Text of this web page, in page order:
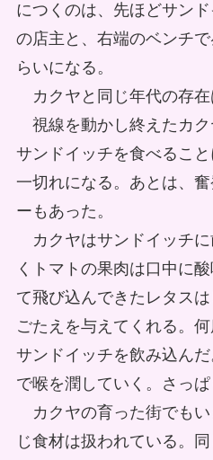
につくのは、先ほどサン
の店主と、右端のベンチ
らいになる。
カクヤと同じ年代の存在
視線を動かし終えたカ
サンドイッチを食べるこ
一切れになる。あとは、
ーもあった。
カクヤはサンドイッチ
くトマトの果肉は口中に
て飛び込んできたレタス
ごたえを与えてくれる。
サンドイッチを飲み込ん
で喉を潤していく。さっぱ
カクヤの育った街でもい
じ食材は扱われている。